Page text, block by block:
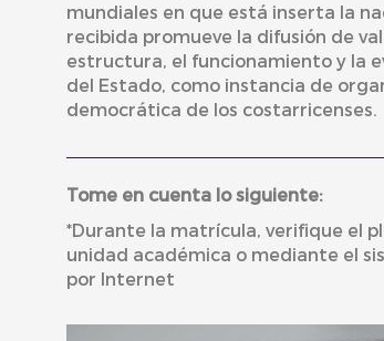
mundiales en que está inserta la
recibida promueve la difusión de
estructura, el funcionamiento y la
del Estado, como instancia de
democrática de los costarricenses.
Tome en cuenta lo siguiente:
*Durante la matrícula, verifique el
unidad académica o mediante el
por Internet